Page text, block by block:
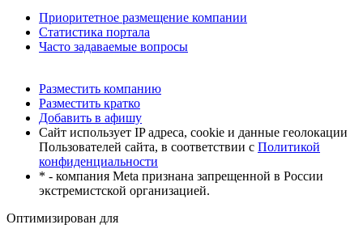
Приоритетное размещение компании
Статистика портала
Часто задаваемые вопросы
Разместить компанию
Разместить кратко
Добавить в афишу
Сайт использует IP адреса, cookie и данные геолокации
Пользователей сайта, в соответствии с Политикой
конфиденциальности
* - компания Meta признана запрещенной в России
экстремистской организацией.
Оптимизирован для